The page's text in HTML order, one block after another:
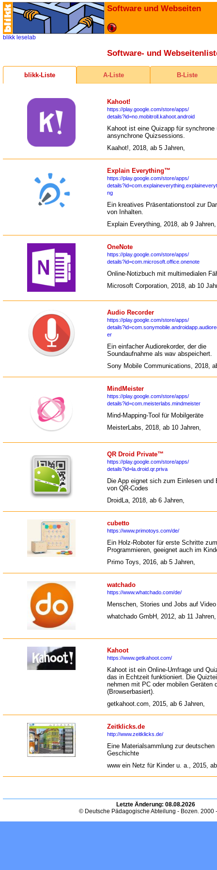
Software und Webseiten
blikk leselab
Software- und
blikk-Liste A-Liste B-Liste
Kahoot!
https://play.google.com/store/apps/
details?id=no.mobitroll.kahoot.android
Kahoot ist eine Quizapp für synchrone
ansynchrone Quizsessions.
Kaahot!, 2018, ab 5 Jahren,
Explain Everything™
https://play.google.com/store/apps/
ng
Ein kreatives Präsentationstool zur
von Inhalten.
Explain Everything, 2018, ab 9 Jahren,
OneNote
https://play.google.com/store/apps/
details?id=com.microsoft.office.onenote
Online-Notizbuch mit multimedialen
Microsoft Corporation, 2018, ab 10
Audio Recorder
https://play.google.com/store/apps/
er
Ein einfacher Audiorekorder, der die
Soundaufnahme als wav abspeichert.
Sony Mobile Communications, 2018,
MindMeister
https://play.google.com/store/apps/
details?id=com.meisterlabs.mindmeister
Mind-Mapping-Tool für Mobilgeräte
MeisterLabs, 2018, ab 10 Jahren,
QR Droid Private™
https://play.google.com/store/apps/
details?id=la.droid.qr.priva
Die App eignet sich zum Einlesen und
von QR-Codes
DroidLa, 2018, ab 6 Jahren,
cubetto
https://www.primotoys.com/de/
Ein Holz-Roboter für erste Schritte zum
Programmieren, geeignet auch im
Primo Toys, 2016, ab 5 Jahren,
watchado
https://www.whatchado.com/de/
Menschen, Stories und Jobs auf Video
whatchado GmbH, 2012, ab 11 Jahren,
Kahoot
https://www.getkahoot.com/
Kahoot ist ein Online-Umfrage und
das in Echtzeit funktioniert. Die
nehmen mit PC oder mobilen Geräten
(Browserbasiert).
getkahoot.com, 2015, ab 6 Jahren,
Zeitklicks.de
http://www.zeitklicks.de/
Eine Materialsammlung zur deutschen
Geschichte
www ein Netz für Kinder u. a., 2015,
Letzte Änderung: 08.08.2026
© Deutsche Pädagogische Abteilung - Bozen. 2000